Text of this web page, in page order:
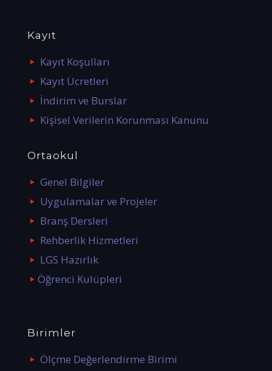
Kayıt
Kayıt Koşulları
Kayıt Ücretleri
İndirim ve Burslar
Kişisel Verilerin Korunması Kanunu
Ortaokul
Genel Bilgiler
Uygulamalar ve Projeler
Branş Dersleri
Rehberlik Hizmetleri
LGS Hazırlık
Öğrenci Kulüpleri
Birimler
Ölçme Değerlendirme Birimi